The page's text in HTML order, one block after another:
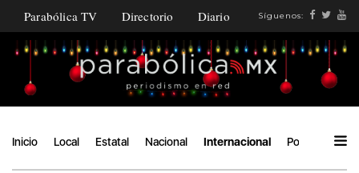
Parabólica TV Directorio Diario Síguenos:
Inicio Local Estatal Nacional Internacional Política